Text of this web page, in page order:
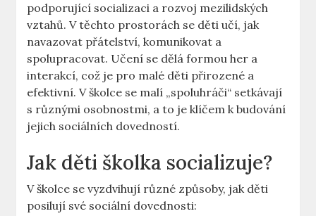
podporující⁣ socializaci ​a rozvoj mezilidských
vztahů. V těchto prostorách se děti učí, jak
⁢navazovat přátelství, komunikovat a
spolupracovat. Učení se dělá formou her a
interakcí, což je⁣ pro ⁤malé ⁤děti ​přirozené a
efektivní. V školce se malí „spoluhráči“ setkávají
s různými osobnostmi, a to je klíčem k budování
jejich sociálních dovedností.
Jak děti školka socializuje?
V školce ‌se vyzdvihují různé způsoby, jak děti
posilují ‌své sociální dovednosti: